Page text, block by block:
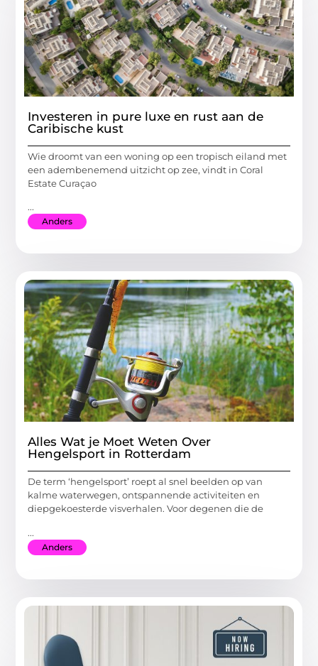
Investeren in pure luxe en rust aan de
Caribische kust
Wie droomt van een woning op een tropisch eiland met
een adembenemend uitzicht op zee, vindt in Coral
Estate Curaçao
...
Anders
Alles Wat je Moet Weten Over
Hengelsport in Rotterdam
De term ‘hengelsport’ roept al snel beelden op van
kalme waterwegen, ontspannende activiteiten en
diepgekoesterde visverhalen. Voor degenen die de
...
Anders